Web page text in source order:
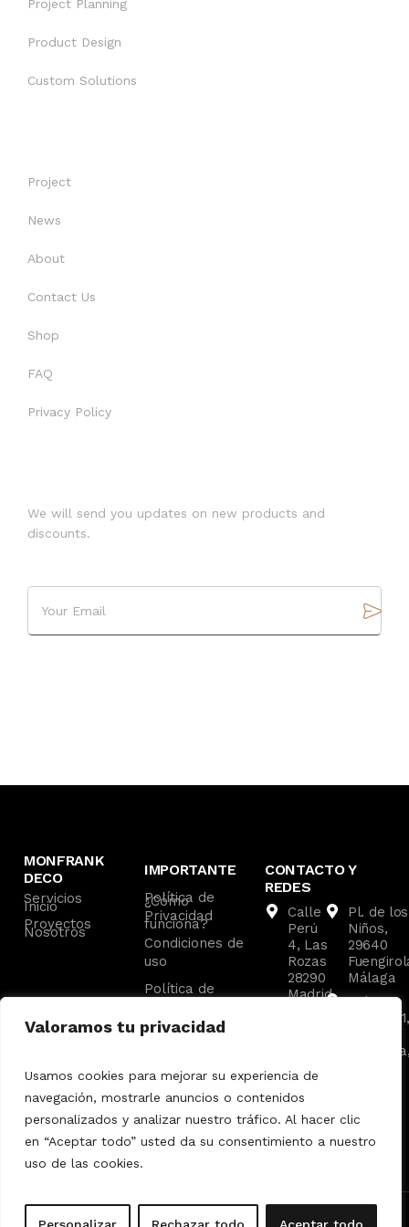
Valoramos tu privacidad
Usamos cookies para mejorar su experiencia de
navegación, mostrarle anuncios o contenidos
personalizados y analizar nuestro tráfico. Al hacer clic
en “Aceptar todo” usted da su consentimiento a nuestro
uso de las cookies.
Project Planning
Product Design
Custom Solutions
Project
News
About
Contact Us
Shop
FAQ
Privacy Policy
We will send you updates on new products and
discounts.
MONFRANK
DECO
Inicio
Nosotros
Servicios
Proyectos
¿Cómo
funciona?
IMPORTANTE
Política de
Privacidad
Condiciones de
uso
Política de
CONTACTO Y
REDES
Calle
Perú
4, Las
Rozas
28290
Madrid
Pozuelo
de
Alarcón
Pl. de los
Niños,
29640
Málaga
C. las
Malvas, 1,
© 2025 Todos los derechos reservados.